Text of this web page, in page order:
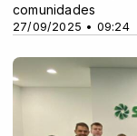
27/09/2025 • 09:24
comunidades